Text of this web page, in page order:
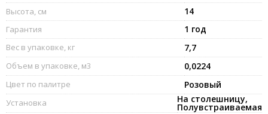
Высота, см 14
Гарантия 1 год
Вес в упаковке, кг 7,7
Объем в упаковке, м3 0,0224
Цвет по палитре Розовый
Установка На столешницу,
Полувстраиваемая